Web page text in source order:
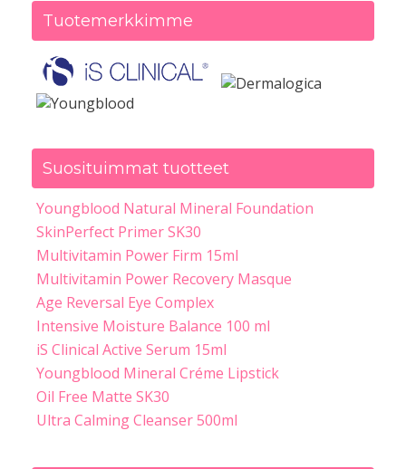
Tuotemerkkimme
Suosituimmat tuotteet
Youngblood Natural Mineral Foundation
SkinPerfect Primer SK30
Multivitamin Power Firm 15ml
Multivitamin Power Recovery Masque
Age Reversal Eye Complex
Intensive Moisture Balance 100 ml
iS Clinical Active Serum 15ml
Youngblood Mineral Créme Lipstick
Oil Free Matte SK30
Ultra Calming Cleanser 500ml